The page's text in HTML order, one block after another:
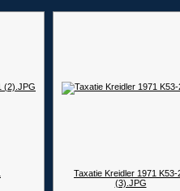
Taxatie Kreidler 1971 K53-
(3).JPG